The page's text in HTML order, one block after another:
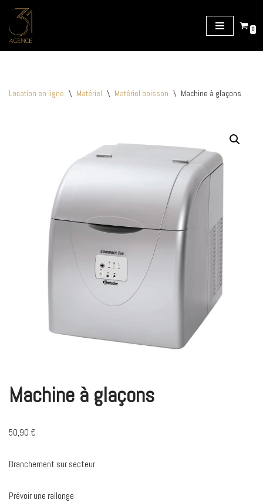
Aller
au
0
Location en ligne \ Matériel \ Matériel boisson \ Machine à glaçons
Machine à glaçons
50,90 €
Branchement sur secteur
Prévoir une rallonge